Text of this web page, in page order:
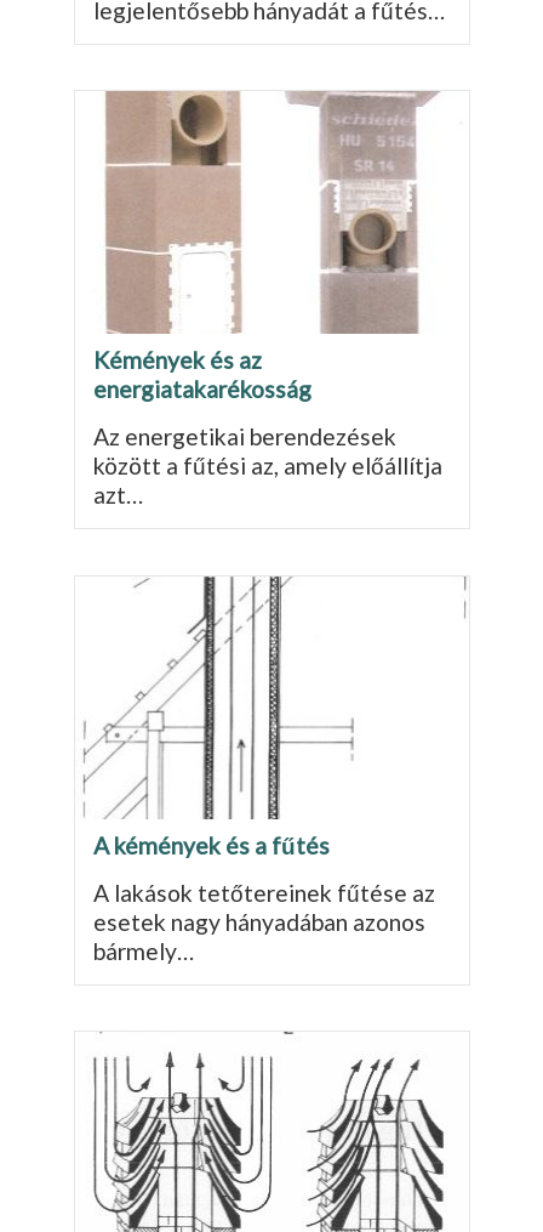
legjelentősebb hánya­dát a fűtés…
Kémények és az
energiatakarékosság
Az energetikai berendezések
között a fűtési az, amely előállítja
azt…
A kémények és a fűtés
A lakások tetőtereinek fűtése az
ese­tek nagy hányadában azonos
bár­mely…